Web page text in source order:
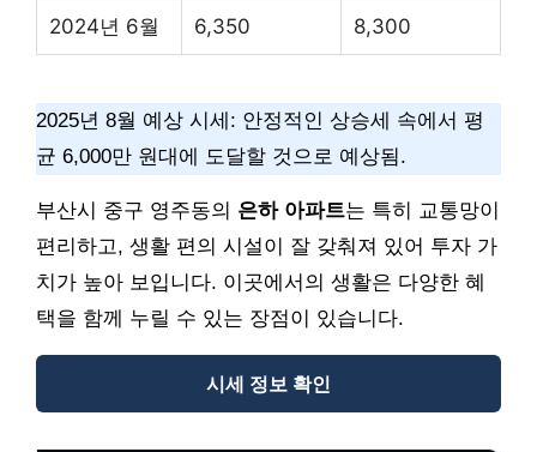
2024년 6월 6,350 8,300
2025년 8월 예상 시세: 안정적인 상승세 속에서 평
균 6,000만 원대에 도달할 것으로 예상됨.
부산시 중구 영주동의 은하 아파트는 특히 교통망이
편리하고, 생활 편의 시설이 잘 갖춰져 있어 투자 가
치가 높아 보입니다. 이곳에서의 생활은 다양한 혜
택을 함께 누릴 수 있는 장점이 있습니다.
시세 정보 확인